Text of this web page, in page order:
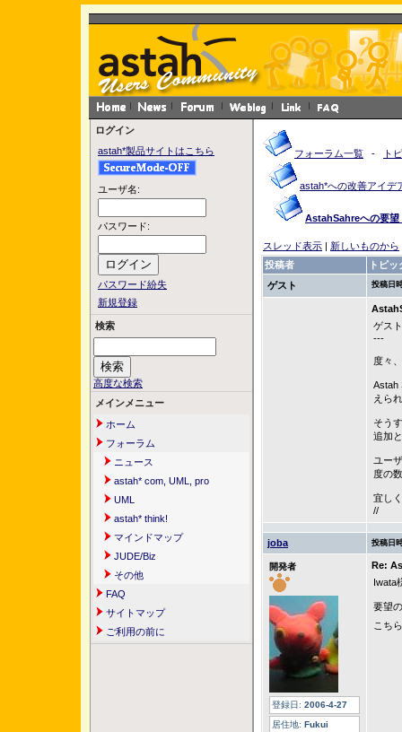
ログイン
astah*製品サイトはこちら
ユーザ名:
パスワード:
パスワード紛失
新規登録
検索
高度な検索
メインメニュー
ホーム
フォーラム
ニュース
astah* com, UML, pro
UML
astah* think!
マインドマップ
JUDE/Biz
その他
FAQ
サイトマップ
ご利用の前に
フォーラム一覧 - ト
astah*への改善アイデ
AstahSahreへの要望
スレッド表示 | 新しいものから
投稿者
トピッ
ゲスト
投稿日
ゲス
---
度々
Astah
えら
そう
追加
ユー
度の
宜し
//
joba 投稿日
開発者
登録日: 2006-4-27
居住地: Fukui
Re:
Iwata
要望
こち